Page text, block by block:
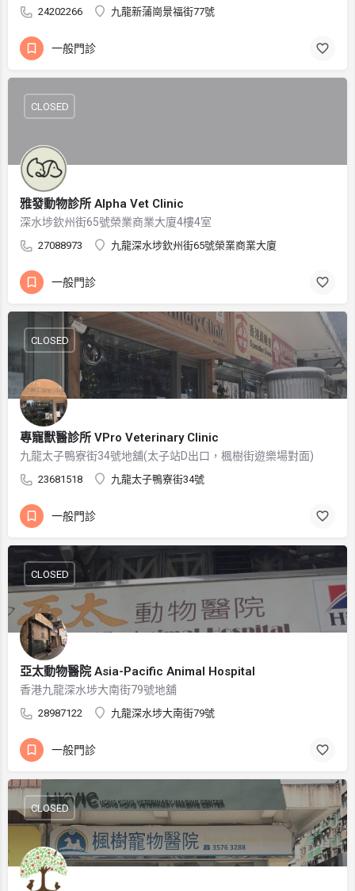
24202266 九龍新蒲崗景福街77號
一般門診
雅發動物診所 Alpha Vet Clinic
深水埗欽州街65號榮業商業大廈4樓4室
27088973 九龍深水埗欽州街65號榮業商業大廈
CLOSED
一般門診
專寵獸醫診所 VPro Veterinary Clinic
九龍太子鴨寮街34號地舖(太子站D出口，楓樹街遊樂場對面)
23681518 九龍太子鴨寮街34號
CLOSED
一般門診
亞太動物醫院 Asia-Pacific Animal Hospital
香港九龍深水埗大南街79號地舖
28987122 九龍深水埗大南街79號
CLOSED
一般門診
CLOSED